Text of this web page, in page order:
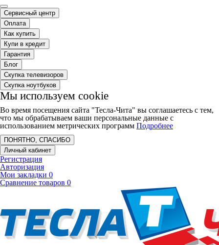
Сервисный центр
Оплата
Как купить
Купи в кредит
Гарантия
Блог
Скупка телевизоров
Скупка ноутбуков
Мы используем cookie
Во время посещения сайта "Тесла-Чита" вы соглашаетесь с тем,
что мы обрабатываем ваши персональные данные с
использованием метрических программ Подробнее
ПОНЯТНО, СПАСИБО
Личный кабинет
Регистрация
Авторизация
Мои закладки 0
Сравнение товаров 0